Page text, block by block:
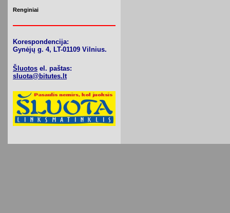
Renginiai
Korespondencija:
Gynėjų g. 4, LT-01109 Vilnius.
Šluotos el. paštas:
sluota@bitutes.lt